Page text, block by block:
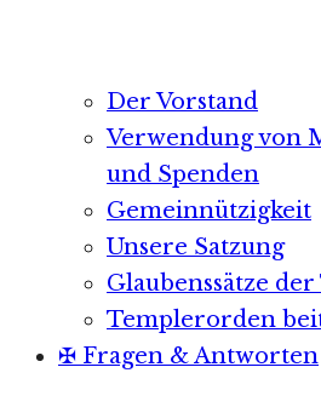
Der Vorstand
Verwendung von
und Spenden
Gemeinnützigkeit
Unsere Satzung
Glaubenssätze
Templerorden
✠ Fragen & Antworten